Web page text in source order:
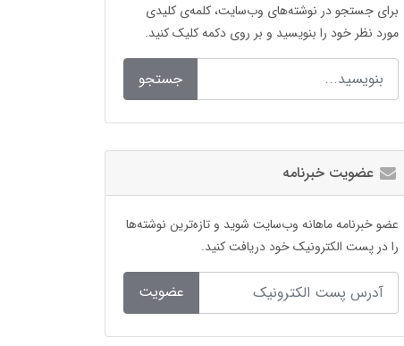
برای جستجو در نوشته‌های وب‌سایت، کلمه‌ی کلیدی
مورد نظر خود را بنویسید و بر روی دکمه کلیک کنید.
جستجو
عضویت خبرنامه
عضو خبرنامه ماهانه وب‌سایت شوید و تازه‌ترین نوشته‌ها
را در پست الکترونیک خود دریافت کنید.
عضویت